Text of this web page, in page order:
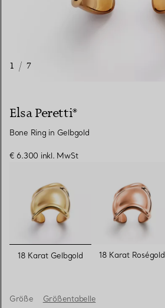
1 / 7
Elsa Peretti®
Bone Ring in Gelbgold
€ 6.300 inkl. MwSt
ausgewählt
18 Karat Gelbgold 18 Karat Roségold
Größe Größentabelle